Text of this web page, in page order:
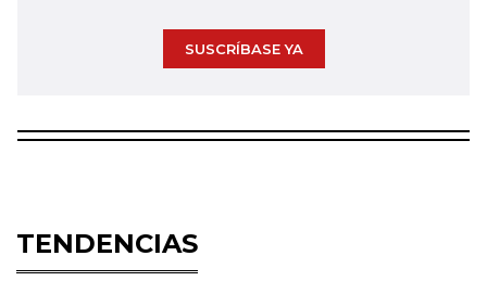
SUSCRÍBASE YA
TENDENCIAS